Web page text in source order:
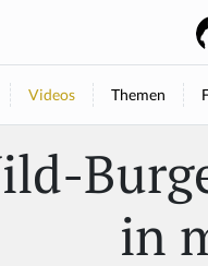
Videos Themen
in